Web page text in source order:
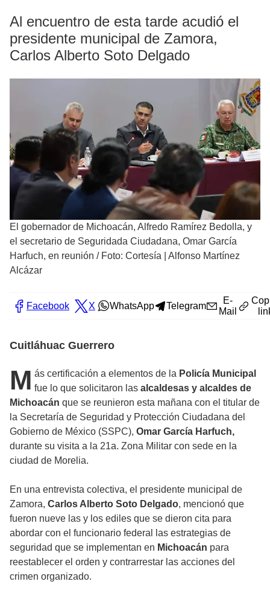
Al encuentro de esta tarde acudió el
presidente municipal de Zamora,
Carlos Alberto Soto Delgado
El gobernador de Michoacán, Alfredo Ramírez Bedolla, y
el secretario de Seguridada Ciudadana, Omar García
Harfuch, en reunión / Foto: Cortesía | Alfonso Martínez
Alcázar
Facebook X WhatsApp Telegram
E-
Mail
Cuitláhuac Guerrero
M ás certificación a elementos de la Policía Municipal
fue lo que solicitaron las alcaldesas y alcaldes de
Michoacán que se reunieron esta mañana con el titular de
la Secretaría de Seguridad y Protección Ciudadana del
Gobierno de México (SSPC), Omar García Harfuch,
durante su visita a la 21a. Zona Militar con sede en la
ciudad de Morelia.
En una entrevista colectiva, el presidente municipal de
Zamora, Carlos Alberto Soto Delgado, mencionó que
fueron nueve las y los ediles que se dieron cita para
abordar con el funcionario federal las estrategias de
seguridad que se implementan en Michoacán para
reestablecer el orden y contrarrestar las acciones del
crimen organizado.